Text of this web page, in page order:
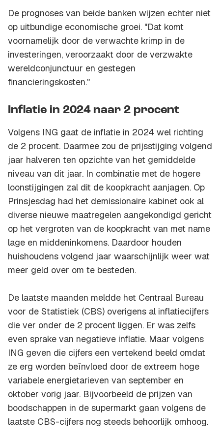
De prognoses van beide banken wijzen echter niet
op uitbundige economische groei. "Dat komt
voornamelijk door de verwachte krimp in de
investeringen, veroorzaakt door de verzwakte
wereldconjunctuur en gestegen
financieringskosten."
Inflatie in 2024 naar 2 procent
Volgens ING gaat de inflatie in 2024 wel richting
de 2 procent. Daarmee zou de prijsstijging volgend
jaar halveren ten opzichte van het gemiddelde
niveau van dit jaar. In combinatie met de hogere
loonstijgingen zal dit de koopkracht aanjagen. Op
Prinsjesdag had het demissionaire kabinet ook al
diverse nieuwe maatregelen aangekondigd gericht
op het vergroten van de koopkracht van met name
lage en middeninkomens. Daardoor houden
huishoudens volgend jaar waarschijnlijk weer wat
meer geld over om te besteden.
De laatste maanden meldde het Centraal Bureau
voor de Statistiek (CBS) overigens al inflatiecijfers
die ver onder de 2 procent liggen. Er was zelfs
even sprake van negatieve inflatie. Maar volgens
ING geven die cijfers een vertekend beeld omdat
ze erg worden beïnvloed door de extreem hoge
variabele energietarieven van september en
oktober vorig jaar. Bijvoorbeeld de prijzen van
boodschappen in de supermarkt gaan volgens de
laatste CBS-cijfers nog steeds behoorlijk omhoog.